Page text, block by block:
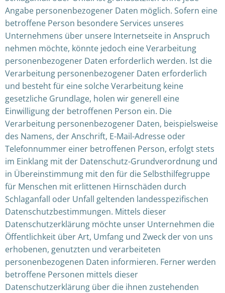
Angabe personenbezogener Daten möglich. Sofern eine
betroffene Person besondere Services unseres
Unternehmens über unsere Internetseite in Anspruch
nehmen möchte, könnte jedoch eine Verarbeitung
personenbezogener Daten erforderlich werden. Ist die
Verarbeitung personenbezogener Daten erforderlich
und besteht für eine solche Verarbeitung keine
gesetzliche Grundlage, holen wir generell eine
Einwilligung der betroffenen Person ein. Die
Verarbeitung personenbezogener Daten, beispielsweise
des Namens, der Anschrift, E-Mail-Adresse oder
Telefonnummer einer betroffenen Person, erfolgt stets
im Einklang mit der Datenschutz-Grundverordnung und
in Übereinstimmung mit den für die Selbsthilfegruppe
für Menschen mit erlittenen Hirnschäden durch
Schlaganfall oder Unfall geltenden landesspezifischen
Datenschutzbestimmungen. Mittels dieser
Datenschutzerklärung möchte unser Unternehmen die
Öffentlichkeit über Art, Umfang und Zweck der von uns
erhobenen, genutzten und verarbeiteten
personenbezogenen Daten informieren. Ferner werden
betroffene Personen mittels dieser
Datenschutzerklärung über die ihnen zustehenden